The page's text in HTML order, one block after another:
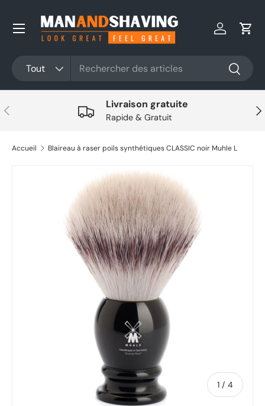
Aller au contenu
Tout
Se
Précédent Livraison gratuite
Rapide & Gratuit
Accueil Blaireau à raser poils synthétiques CLASSIC noir Muhle L
Aller directement aux informations sur le produit
1 / de
4